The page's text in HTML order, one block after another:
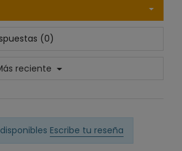
(0)
reciente
Escribe tu reseña